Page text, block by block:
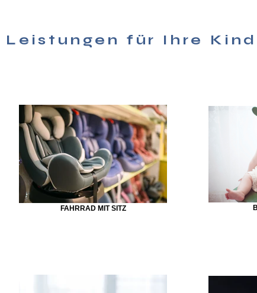
Leistungen für Ihre
FAHRRAD MIT SITZ